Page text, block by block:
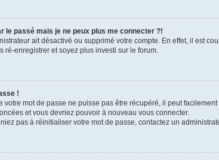
le passé mais je ne peux plus me connecter ?!
ait désactivé ou supprimé votre compte. En effet, il est
ré-enregistrer et soyez plus investi sur le forum.
!
votre mot de passe ne puisse pas être récupéré, il peut
et vous devriez pouvoir à nouveau vous connecter.
pas à réinitialiser votre mot de passe, contactez un